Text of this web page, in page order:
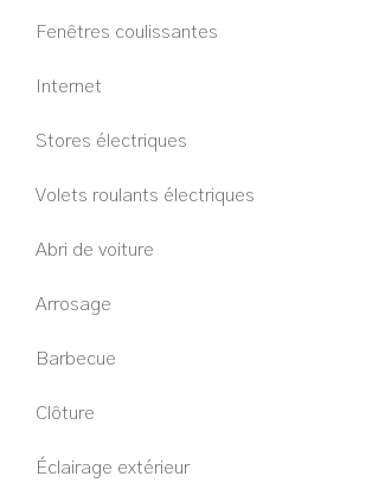
Fenêtres coulissantes
Internet
Stores électriques
Volets roulants électriques
Abri de voiture
Arrosage
Barbecue
Clôture
Éclairage extérieur